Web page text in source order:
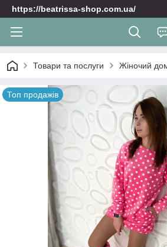
https://beatrissa-shop.com.ua/
Товари та послуги Жіночий
Топ продажів